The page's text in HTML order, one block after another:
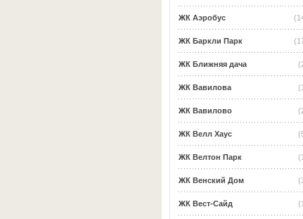
ЖК Аэробус
ЖК Баркли Парк
ЖК Ближняя дача
ЖК Вавилова
ЖК Вавилово
ЖК Велл Хаус
ЖК Велтон Парк
ЖК Венский Дом
ЖК Вест-Сайд